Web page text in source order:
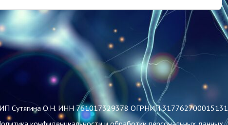
Сутягина О.Н. ИНН 761017329378 ОГРНИП 317762700015131